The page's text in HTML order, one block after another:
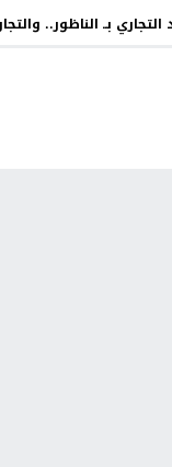
التجاري بــ الناظور..